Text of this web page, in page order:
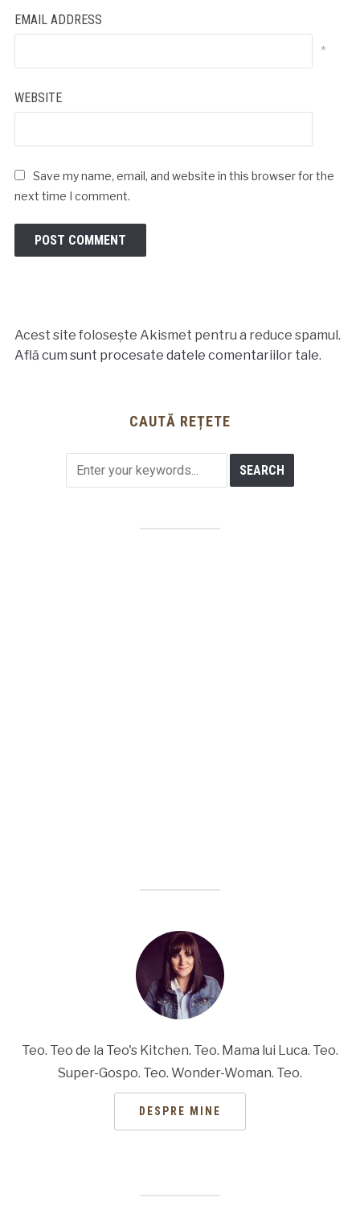
EMAIL ADDRESS
*
WEBSITE
Save my name, email, and website in this browser for the
next time I comment.
Acest site folosește Akismet pentru a reduce spamul.
Află cum sunt procesate datele comentariilor tale.
CAUTĂ REȚETE
Teo. Teo de la Teo's Kitchen. Teo. Mama lui Luca. Teo.
Super-Gospo. Teo. Wonder-Woman. Teo.
DESPRE MINE